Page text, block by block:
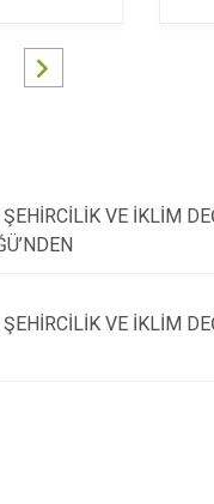
ŞEHİRCİLİK VE İKLİM
ŞEHİRCİLİK VE İKLİM